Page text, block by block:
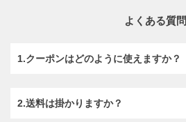
よくある質問
1.クーポンはどのように使えますか？
2.送料は掛かりますか？